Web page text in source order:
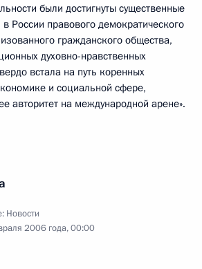
были достигнуты существенные
в России правового демократического
гражданского общества,
духовно-нравственных
встала на путь коренных
и социальной сфере,
авторитет на международной арене».
Новости
2006 года, 00:00